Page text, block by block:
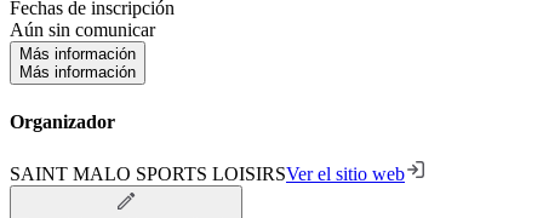
Fechas de inscripción
Aún sin comunicar
Más información
Más información
Organizador
SAINT MALO SPORTS LOISIRSVer el sitio web